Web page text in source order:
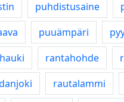
puhdistusaine
puuämpäri
rantahohde
rautalammi